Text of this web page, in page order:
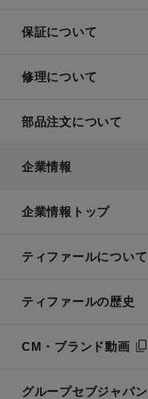
保証について
修理について
部品注文について
企業情報
企業情報トップ
ティファールについて
ティファールの歴史
CM・ブランド動画
グループセブジャパン